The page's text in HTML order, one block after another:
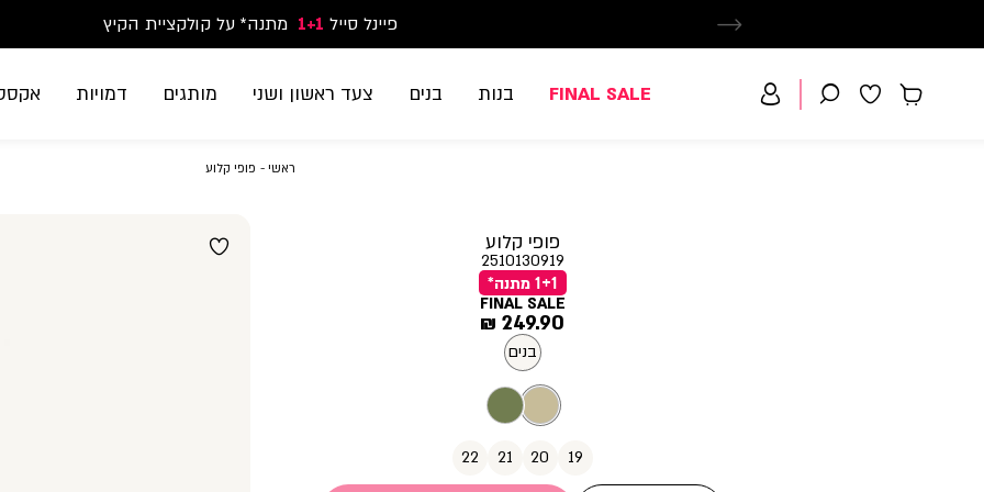
משלוח חינם בקנייה מעל 299₪ | זמני אספקה עד 5 ימי עסקים
פיינל סייל 1+1 מתנה* על קולקציית הקיץ
נעלי ספורט וסניקרס זוג שני החל מ-59.90
FINAL SALE בנות בנים צעד ראשון ושני מותגים דמויות
ראשי ראשי
פופי קלועפופי
פופי קלוע
2510130919
1+1 מתנה*
FINAL SALE
מחיר
מוצר
249.90 ₪
בנים
19
20
21
22